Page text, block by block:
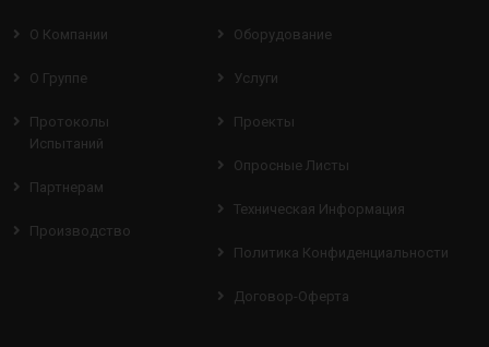
О Компании
О Группе
Протоколы
Испытаний
Партнерам
Производство
Оборудование
Услуги
Проекты
Опросные Листы
Техническая Информация
Политика Конфиденциальности
Договор-Оферта